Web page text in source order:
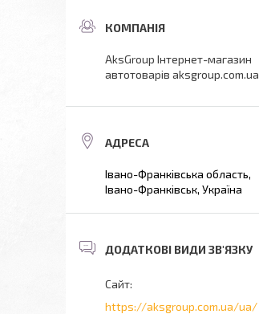
AksGroup Інтернет-магазин
автотоварів aksgroup.com.ua
Івано-Франківська область,
Івано-Франківськ, Україна
https://aksgroup.com.ua/ua/